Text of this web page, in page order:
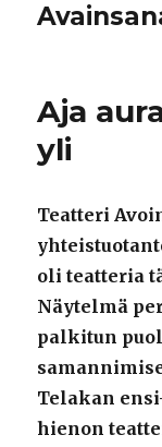
Aja
yli
Teatteri
oli teatteria
Näytelmä
palkitun
Telakan
hienon